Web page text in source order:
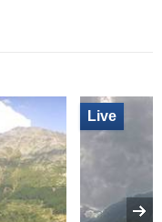
Live